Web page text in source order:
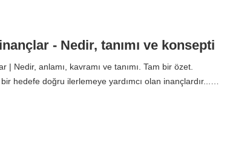
- Nedir, tanımı ve konsepti
| Nedir, anlamı, kavramı ve tanımı. Tam bir özet.
hedefe doğru ilerlemeye yardımcı olan inançlardır...…